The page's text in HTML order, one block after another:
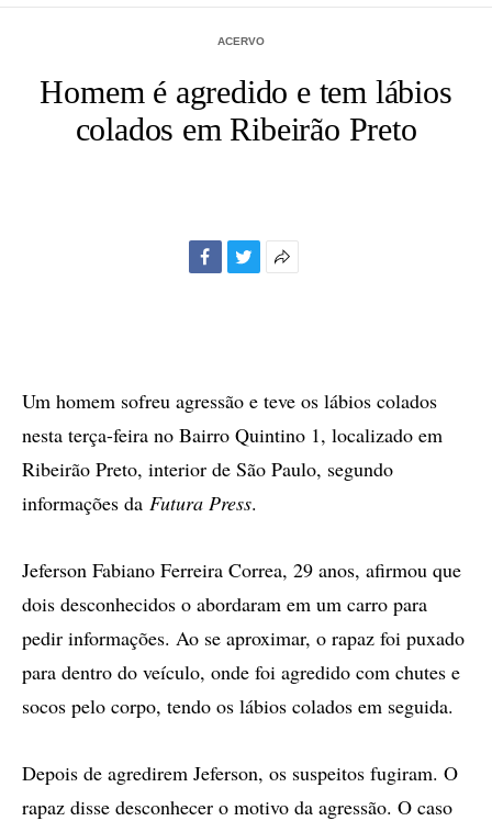
ACERVO
Homem é agredido e tem lábios
colados em Ribeirão Preto
Um homem sofreu agressão e teve os lábios colados
nesta terça-feira no Bairro Quintino 1, localizado em
Ribeirão Preto, interior de São Paulo, segundo
informações da Futura Press.
Jeferson Fabiano Ferreira Correa, 29 anos, afirmou que
dois desconhecidos o abordaram em um carro para
pedir informações. Ao se aproximar, o rapaz foi puxado
para dentro do veículo, onde foi agredido com chutes e
socos pelo corpo, tendo os lábios colados em seguida.
Depois de agredirem Jeferson, os suspeitos fugiram. O
rapaz disse desconhecer o motivo da agressão. O caso